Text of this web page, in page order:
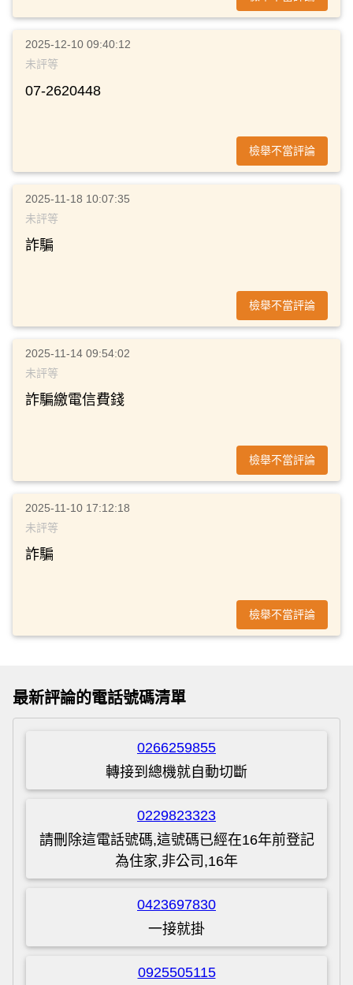
2025-12-10 09:40:12
未評等
07-2620448
檢舉不當評論
2025-11-18 10:07:35
未評等
詐騙
檢舉不當評論
2025-11-14 09:54:02
未評等
詐騙繳電信費錢
檢舉不當評論
2025-11-10 17:12:18
未評等
詐騙
檢舉不當評論
最新評論的電話號碼清單
0266259855
轉接到總機就自動切斷
0229823323
請刪除這電話號碼,這號碼已經在16年前登記
為住家,非公司,16年
0423697830
一接就掛
0925505115